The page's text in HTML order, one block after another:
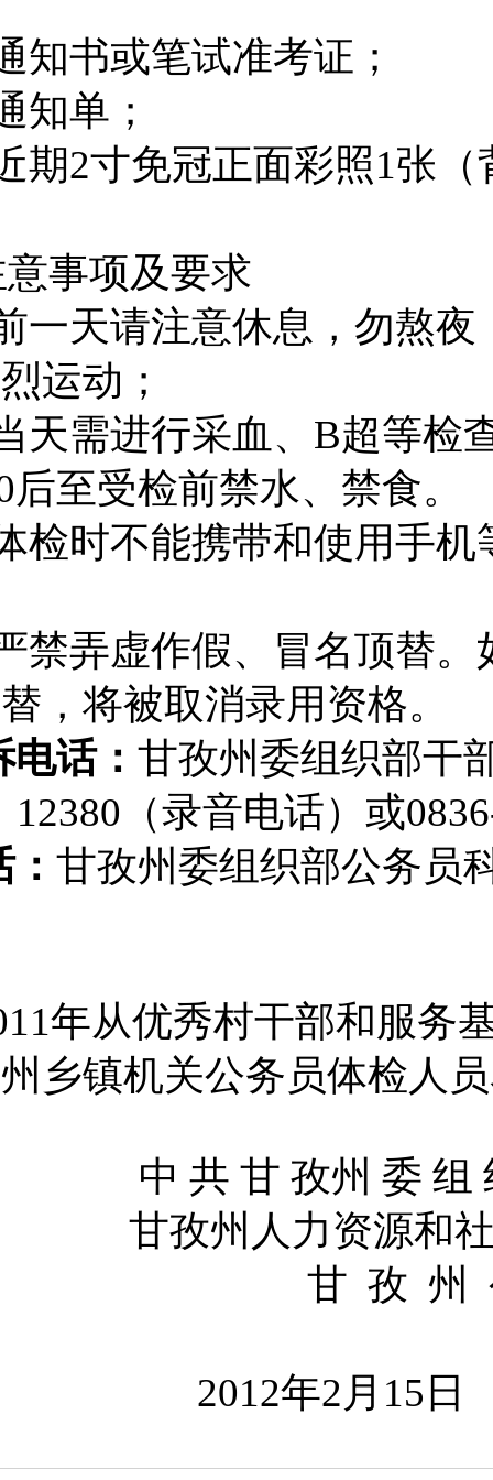
知书或笔试准考证；
知单；
期2寸免冠正面彩照1张（
事项及要求
一天请注意休息，勿熬夜
运动；
天需进行采血、 B超等检
后至受检前禁水、禁食。
检时不能携带和使用手机
禁弄虚作假、冒名顶替。
，将被取消录用资格。
电话：甘孜州委组织部干
12380 （录音电话）或
：甘孜州委组织部公务员
年从优秀村干部和服务
乡镇机关公务员体检人
中 共 甘 孜州 委 组
甘孜州人力资源和
甘 孜 州
2012年2 月 15 日